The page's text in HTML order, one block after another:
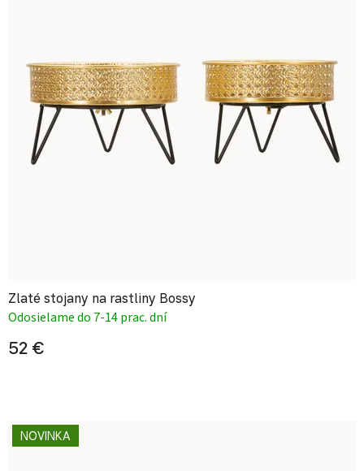
Zlaté stojany na rastliny Bossy
Odosielame do 7-14 prac. dní
52 €
NOVINKA